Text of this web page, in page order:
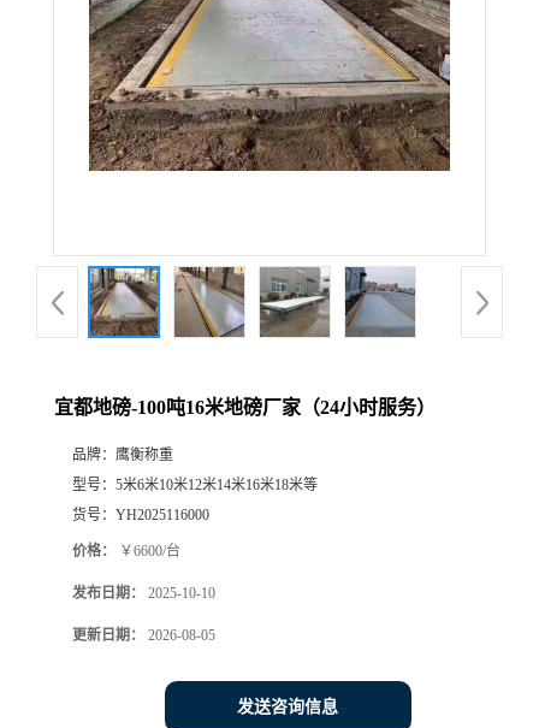
宜都地磅-100吨16米地磅厂家（24小时服务）
品牌： 鹰衡称重
型号： 5米6米10米12米14米16米18米等
货号： YH2025116000
价格： ￥6600/台
发布日期： 2025-10-10
更新日期： 2026-08-05
发送咨询信息